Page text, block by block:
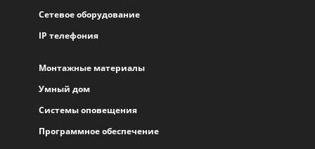
Сетевое оборудование
IP телефония
Монтажные материалы
Умный дом
Системы оповещения
Программное обеспечение